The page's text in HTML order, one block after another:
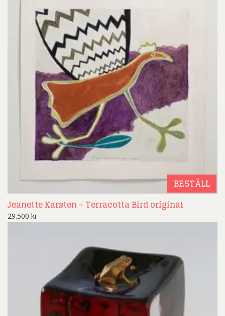
BESTÄLL
Jeanette Karsten – Terracotta Bird original
29.500 kr